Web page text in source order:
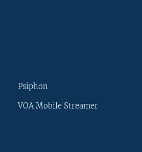
Psiphon
VOA Mobile Streamer